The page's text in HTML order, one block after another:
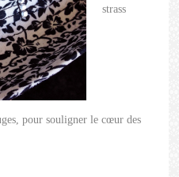
strass
pour souligner le cœur des